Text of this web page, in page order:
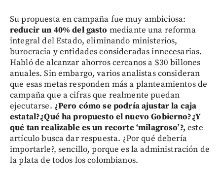
Su propuesta en campaña fue muy ambiciosa:
reducir un 40% del gasto mediante una reforma
integral del Estado, eliminando ministerios,
burocracia y entidades consideradas innecesarias.
Habló de alcanzar ahorros cercanos a $30 billones
anuales. Sin embargo, varios analistas consideran
que esas metas responden más a planteamientos de
campaña que a cifras que realmente puedan
ejecutarse. ¿Pero cómo se podría ajustar la caja
estatal?¿Qué ha propuesto el nuevo Gobierno?¿Y
qué tan realizable es un recorte ‘milagroso’?, este
artículo busca dar respuesta. ¿Por qué debería
importarle?, sencillo, porque es la administración de
la plata de todos los colombianos.